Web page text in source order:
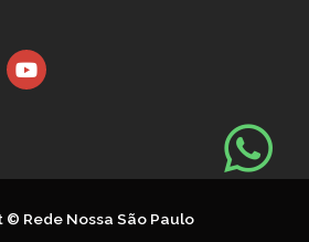
Y
o
e
© Rede Nossa São Paulo